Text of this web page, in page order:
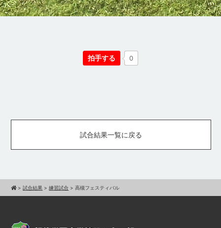
拍手する 0
試合結果一覧に戻る
>試合結果 >練習試合 >高槻フェスティバル